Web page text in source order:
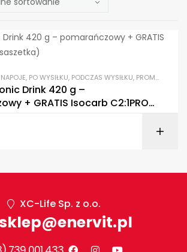
NAPOJE, PO WYSIŁKU, PODCZAS WYSIŁKU, PROMOCJE
Drink 420 g –
+ GRATIS Isocarb C2:1PRO
XC-Life Sp. z o.o.